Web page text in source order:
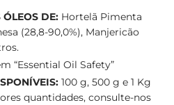
DE: Hortelã Pimenta
(28,8-90,0%), Manjericão
“Essential Oil Safety”
100 g, 500 g e 1 Kg
quantidades, consulte-nos